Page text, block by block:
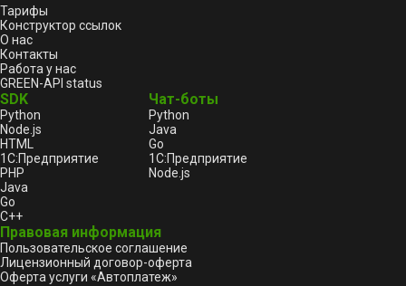
Тарифы
Конструктор ссылок
О нас
Контакты
Работа у нас
GREEN-API status
SDK
Python
Node.js
HTML
1С:Предприятие
PHP
Java
Go
C++
Чат-боты
Python
Java
Go
1С:Предприятие
Node.js
Правовая информация
Пользовательское соглашение
Лицензионный договор-оферта
Оферта услуги «Автоплатеж»